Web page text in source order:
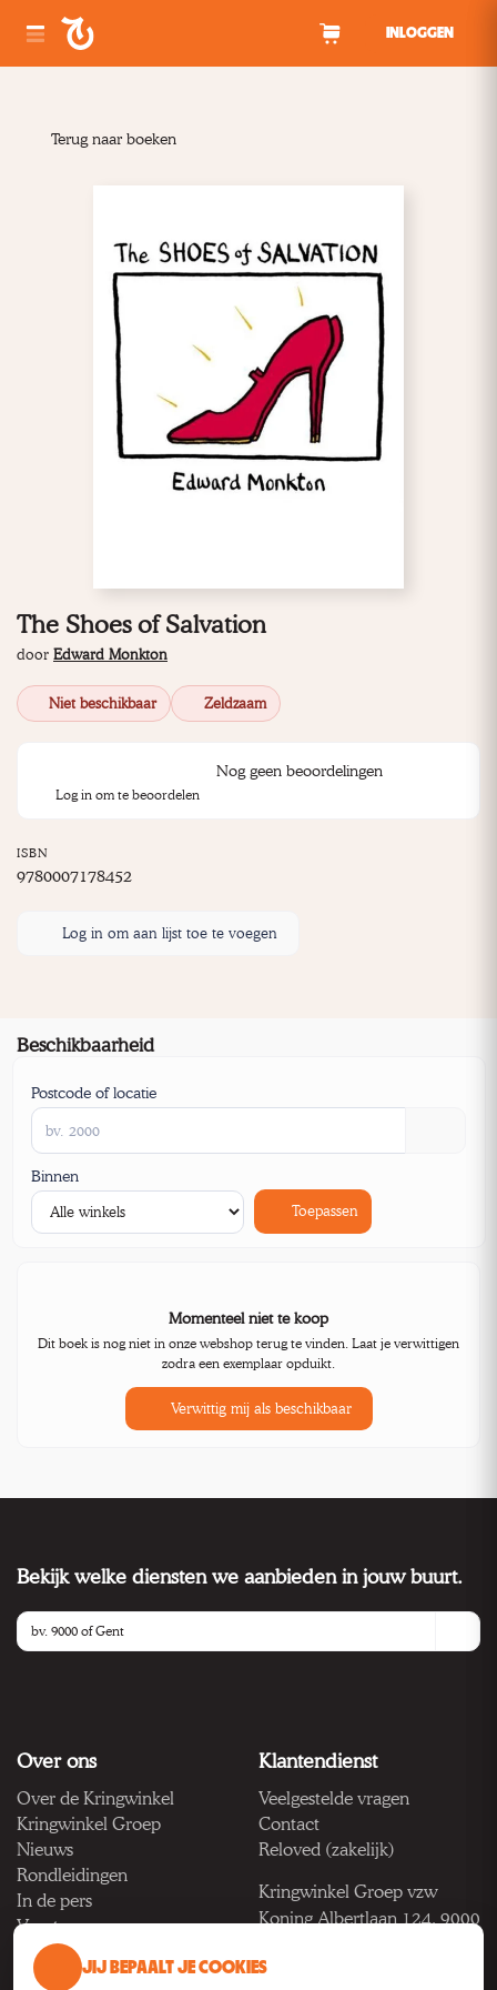
INLOGGEN
Terug naar boeken
The Shoes of Salvation
door Edward Monkton
Niet beschikbaar Zeldzaam
Nog geen beoordelingen
Log in om te beoordelen
ISBN
9780007178452
Log in om aan lijst toe te voegen
Beschikbaarheid
Postcode of locatie
Binnen
Toepassen
Momenteel niet te koop
Dit boek is nog niet in onze webshop terug te vinden. Laat je verwittigen
zodra een exemplaar opduikt.
Verwittig mij als beschikbaar
Bekijk welke diensten we aanbieden in jouw buurt.
Over ons
Over de Kringwinkel
Kringwinkel Groep
Nieuws
Rondleidingen
In de pers
Vacatures
Klantendienst
Veelgestelde vragen
Contact
Reloved (zakelijk)
Kringwinkel Groep vzw
Koning Albertlaan 124, 9000
BTW BE 1033.922.208
JIJ BEPAALT JE COOKIES